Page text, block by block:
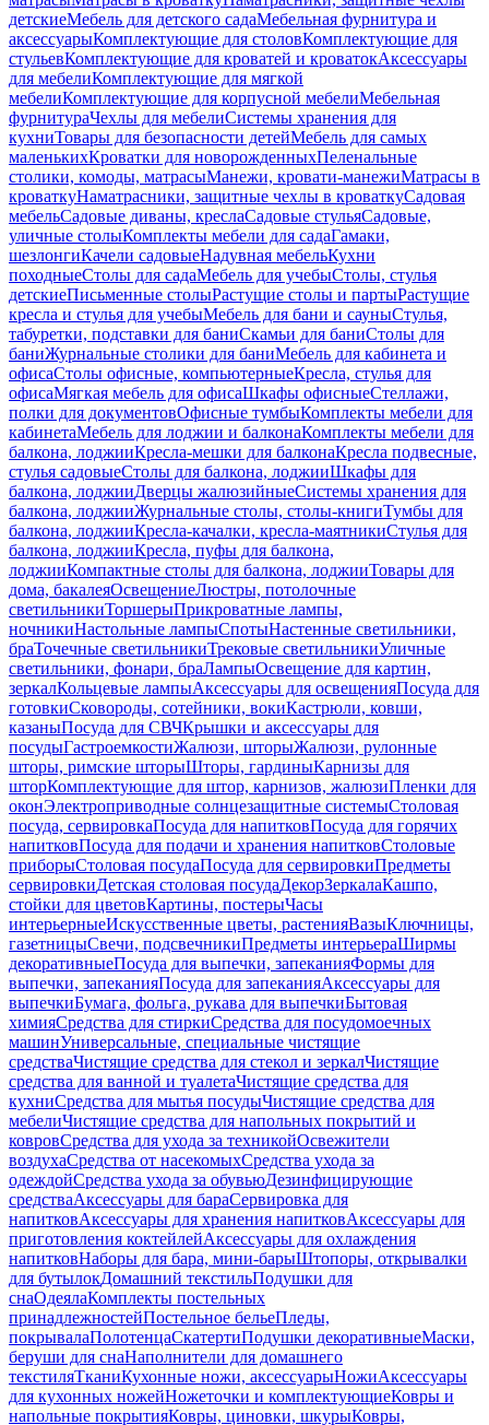
детскиеМебель для детского садаМебельная фурнитура и
аксессуарыКомплектующие для столовКомплектующие для
стульевКомплектующие для кроватей и кроватокАксессуары
для мебелиКомплектующие для мягкой
мебелиКомплектующие для корпусной мебелиМебельная
фурнитураЧехлы для мебелиСистемы хранения для
кухниТовары для безопасности детейМебель для самых
маленькихКроватки для новорожденныхПеленальные
столики, комоды, матрасыМанежи, кровати-манежиМатрасы в
кроваткуНаматрасники, защитные чехлы в кроваткуСадовая
мебельСадовые диваны, креслаСадовые стульяСадовые,
уличные столыКомплекты мебели для садаГамаки,
шезлонгиКачели садовыеНадувная мебельКухни
походныеСтолы для садаМебель для учебыСтолы, стулья
детскиеПисьменные столыРастущие столы и партыРастущие
кресла и стулья для учебыМебель для бани и сауныСтулья,
табуретки, подставки для баниСкамьи для баниСтолы для
баниЖурнальные столики для баниМебель для кабинета и
офисаСтолы офисные, компьютерныеКресла, стулья для
офисаМягкая мебель для офисаШкафы офисныеСтеллажи,
полки для документовОфисные тумбыКомплекты мебели для
кабинетаМебель для лоджии и балконаКомплекты мебели для
балкона, лоджииКресла-мешки для балконаКресла подвесные,
стулья садовыеСтолы для балкона, лоджииШкафы для
балкона, лоджииДверцы жалюзийныеСистемы хранения для
балкона, лоджииЖурнальные столы, столы-книгиТумбы для
балкона, лоджииКресла-качалки, кресла-маятникиСтулья для
балкона, лоджииКресла, пуфы для балкона,
лоджииКомпактные столы для балкона, лоджииТовары для
дома, бакалеяОсвещениеЛюстры, потолочные
светильникиТоршерыПрикроватные лампы,
ночникиНастольные лампыСпотыНастенные светильники,
браТочечные светильникиТрековые светильникиУличные
светильники, фонари, браЛампыОсвещение для картин,
зеркалКольцевые лампыАксессуары для освещенияПосуда для
готовкиСковороды, сотейники, вокиКастрюли, ковши,
казаныПосуда для СВЧКрышки и аксессуары для
посудыГастроемкостиЖалюзи, шторыЖалюзи, рулонные
шторы, римские шторыШторы, гардиныКарнизы для
шторКомплектующие для штор, карнизов, жалюзиПленки для
оконЭлектроприводные солнцезащитные системыСтоловая
посуда, сервировкаПосуда для напитковПосуда для горячих
напитковПосуда для подачи и хранения напитковСтоловые
приборыСтоловая посудаПосуда для сервировкиПредметы
сервировкиДетская столовая посудаДекорЗеркалаКашпо,
стойки для цветовКартины, постерыЧасы
интерьерныеИскусственные цветы, растенияВазыКлючницы,
газетницыСвечи, подсвечникиПредметы интерьераШирмы
декоративныеПосуда для выпечки, запеканияФормы для
выпечки, запеканияПосуда для запеканияАксессуары для
выпечкиБумага, фольга, рукава для выпечкиБытовая
химияСредства для стиркиСредства для посудомоечных
машинУниверсальные, специальные чистящие
средстваЧистящие средства для стекол и зеркалЧистящие
средства для ванной и туалетаЧистящие средства для
кухниСредства для мытья посудыЧистящие средства для
мебелиЧистящие средства для напольных покрытий и
ковровСредства для ухода за техникойОсвежители
воздухаСредства от насекомыхСредства ухода за
одеждойСредства ухода за обувьюДезинфицирующие
средстваАксессуары для бараСервировка для
напитковАксессуары для хранения напитковАксессуары для
приготовления коктейлейАксессуары для охлаждения
напитковНаборы для бара, мини-барыШтопоры, открывалки
для бутылокДомашний текстильПодушки для
снаОдеялаКомплекты постельных
принадлежностейПостельное бельеПледы,
покрывалаПолотенцаСкатертиПодушки декоративныеМаски,
беруши для снаНаполнители для домашнего
текстиляТканиКухонные ножи, аксессуарыНожиАксессуары
для кухонных ножейНожеточки и комплектующиеКовры и
напольные покрытияКовры, циновки, шкурыКовры,